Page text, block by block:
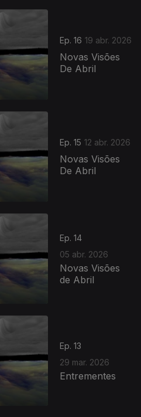
Ep. 16 19 abr. 2026
Novas Visões
De Abril
Ep. 15 12 abr. 2026
Novas Visões
De Abril
Ep. 14
05 abr. 2026
Novas Visões
de Abril
Ep. 13
29 mar. 2026
Entrementes